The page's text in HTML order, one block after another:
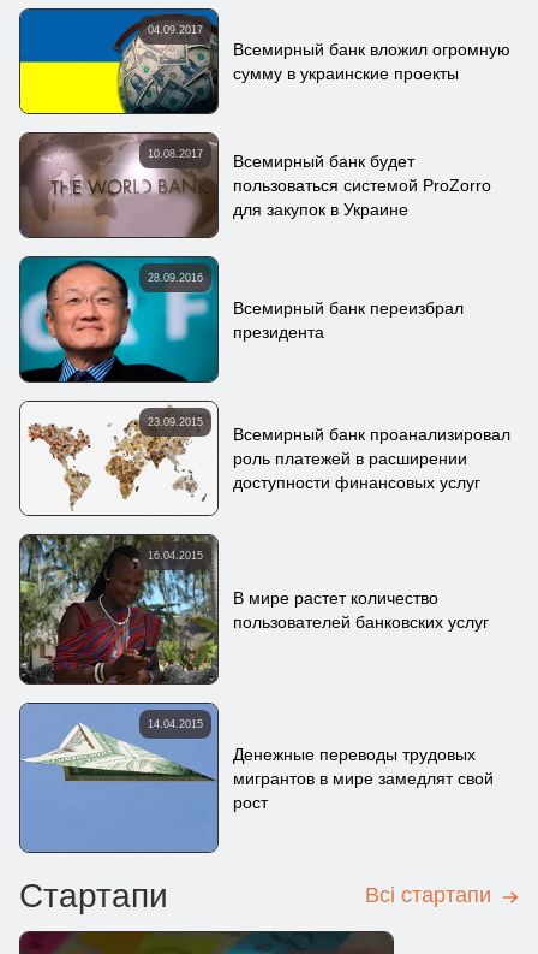
04.09.2017
Всемирный банк вложил огромную
сумму в украинские проекты
10.08.2017
Всемирный банк будет
пользоваться системой ProZorro
для закупок в Украине
28.09.2016
Всемирный банк переизбрал
президента
23.09.2015
Всемирный банк проанализировал
роль платежей в расширении
доступности финансовых услуг
16.04.2015
В мире растет количество
пользователей банковских услуг
14.04.2015
Денежные переводы трудовых
мигрантов в мире замедлят свой
рост
Стартапи Всі стартапи